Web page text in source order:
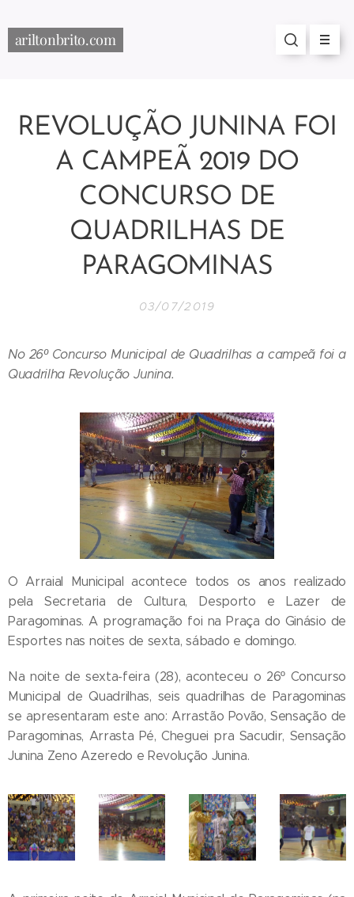
ariltonbrito.com
REVOLUÇÃO JUNINA FOI
A CAMPEÃ 2019 DO
CONCURSO DE
QUADRILHAS DE
PARAGOMINAS
03/07/2019
No 26º Concurso Municipal de Quadrilhas a campeã foi a
Quadrilha Revolução Junina.
O Arraial Municipal acontece todos os anos realizado
pela Secretaria de Cultura, Desporto e Lazer de
Paragominas. A programação foi na Praça do Ginásio de
Esportes nas noites de sexta, sábado e domingo.
Na noite de sexta-feira (28), aconteceu o 26º Concurso
Municipal de Quadrilhas, seis quadrilhas de Paragominas
se apresentaram este ano: Arrastão Povão, Sensação de
Paragominas, Arrasta Pé, Cheguei pra Sacudir, Sensação
Junina Zeno Azeredo e Revolução Junina.